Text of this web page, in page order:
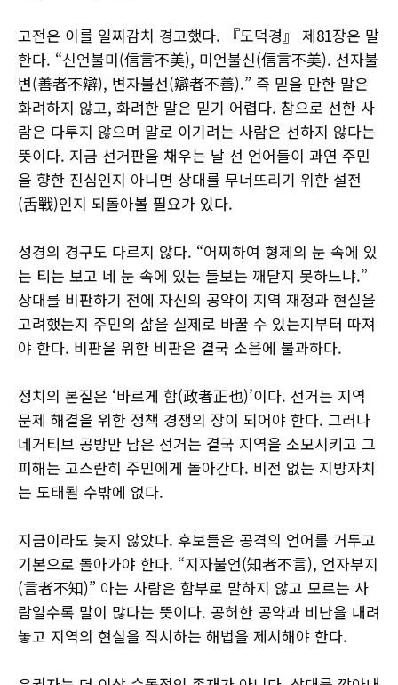
고전은 이를 일찌감치 경고했다. 『도덕경』 제81장은 말
한다. “신언불미(信言不美), 미언불신(信言不美). 선자불
변(善者不辯), 변자불선(辯者不善).” 즉 믿을 만한 말은
화려하지 않고, 화려한 말은 믿기 어렵다. 참으로 선한 사
람은 다투지 않으며 말로 이기려는 사람은 선하지 않다는
뜻이다. 지금 선거판을 채우는 날 선 언어들이 과연 주민
을 향한 진심인지 아니면 상대를 무너뜨리기 위한 설전
(舌戰)인지 되돌아볼 필요가 있다.
성경의 경구도 다르지 않다. “어찌하여 형제의 눈 속에 있
는 티는 보고 네 눈 속에 있는 들보는 깨닫지 못하느냐.”
상대를 비판하기 전에 자신의 공약이 지역 재정과 현실을
고려했는지 주민의 삶을 실제로 바꿀 수 있는지부터 따져
야 한다. 비판을 위한 비판은 결국 소음에 불과하다.
정치의 본질은 ‘바르게 함(政者正也)’이다. 선거는 지역
문제 해결을 위한 정책 경쟁의 장이 되어야 한다. 그러나
네거티브 공방만 남은 선거는 결국 지역을 소모시키고 그
피해는 고스란히 주민에게 돌아간다. 비전 없는 지방자치
는 도태될 수밖에 없다.
지금이라도 늦지 않았다. 후보들은 공격의 언어를 거두고
기본으로 돌아가야 한다. “지자불언(知者不言), 언자부지
(言者不知)” 아는 사람은 함부로 말하지 않고 모르는 사
람일수록 말이 많다는 뜻이다. 공허한 공약과 비난을 내려
놓고 지역의 현실을 직시하는 해법을 제시해야 한다.